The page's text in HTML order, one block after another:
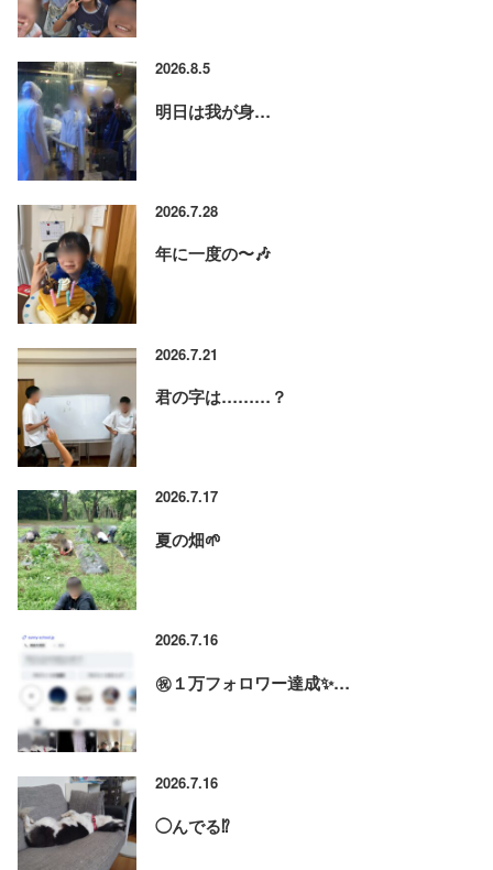
2026.8.5
明日は我が身…
2026.7.28
年に一度の〜🎶
2026.7.21
君の字は………？
2026.7.17
夏の畑🌱
2026.7.16
㊗️１万フォロワー達成✨…
2026.7.16
◯んでる⁉️